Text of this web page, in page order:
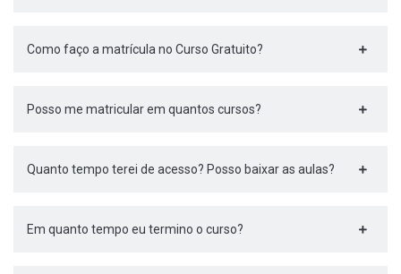
Como faço a matrícula no Curso Gratuito?
Posso me matricular em quantos cursos?
Quanto tempo terei de acesso? Posso baixar as aulas?
Em quanto tempo eu termino o curso?